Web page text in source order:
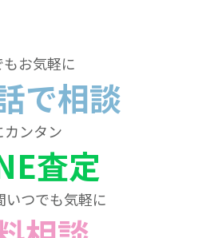
お気軽に
で相談
カンタン
査定
いつでも気軽に